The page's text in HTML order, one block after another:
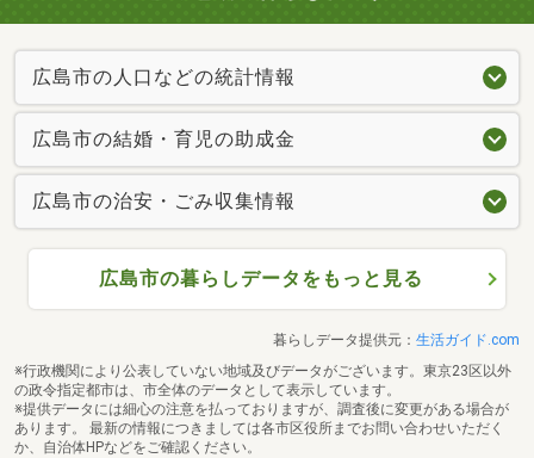
広島市の人口などの統計情報
広島市の結婚・育児の助成金
広島市の治安・ごみ収集情報
広島市の暮らしデータをもっと見る
暮らしデータ提供元： 生活ガイド.com
※行政機関により公表していない地域及びデータがございます。東京23区以外
の政令指定都市は、市全体のデータとして表示しています。
※提供データには細心の注意を払っておりますが、調査後に変更がある場合が
あります。 最新の情報につきましては各市区役所までお問い合わせいただく
か、自治体HPなどをご確認ください。